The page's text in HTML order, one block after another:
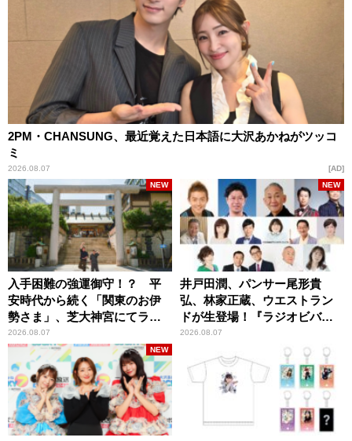
2PM・CHANSUNG、最近覚えた日本語に大沢あかねがツッコ
ミ
2026.08.07 AD
入手困難の強運御守！？ 平
安時代から続く「関東のお伊
勢さま」、芝大神宮にてラン
パンプスが合格祈願！
2026.08.07
NEW
井戸田潤、パンサー尾形貴
弘、林家正蔵、ウエストラン
ドが生登場！『ラジオビバリ
ー昼ズ』
2026.08.07
NEW
NEW